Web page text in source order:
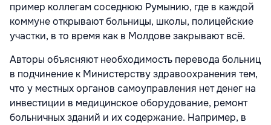
пример коллегам соседнюю Румынию, где в каждой
коммуне открывают больницы, школы, полицейские
участки, в то время как в Молдове закрывают всё.
Авторы объясняют необходимость перевода больниц
в подчинение к Министерству здравоохранения тем,
что у местных органов самоуправления нет денег на
инвестиции в медицинское оборудование, ремонт
больничных зданий и их содержание. Например, в